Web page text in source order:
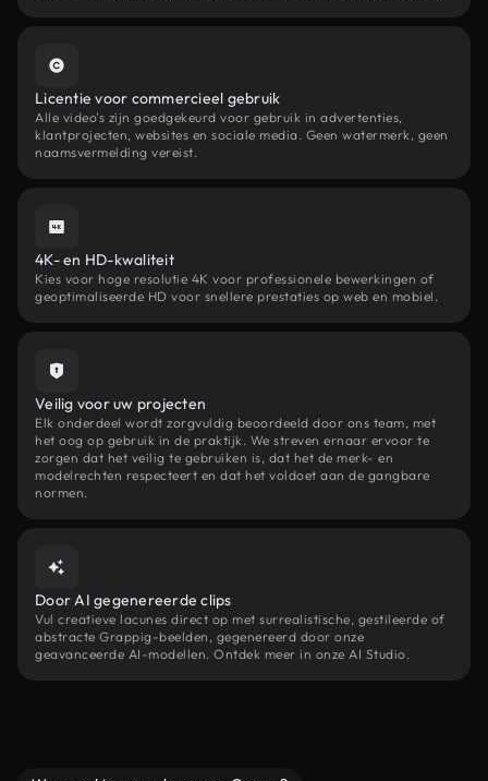
Licentie voor commercieel gebruik
Alle video's zijn goedgekeurd voor gebruik in advertenties,
klantprojecten, websites en sociale media. Geen watermerk, geen
naamsvermelding vereist.
4K- en HD-kwaliteit
Kies voor hoge resolutie 4K voor professionele bewerkingen of
geoptimaliseerde HD voor snellere prestaties op web en mobiel.
Veilig voor uw projecten
Elk onderdeel wordt zorgvuldig beoordeeld door ons team, met
het oog op gebruik in de praktijk. We streven ernaar ervoor te
zorgen dat het veilig te gebruiken is, dat het de merk- en
modelrechten respecteert en dat het voldoet aan de gangbare
normen.
Door AI gegenereerde clips
Vul creatieve lacunes direct op met surrealistische, gestileerde of
abstracte Grappig-beelden, gegenereerd door onze
geavanceerde AI-modellen. Ontdek meer in onze AI Studio.